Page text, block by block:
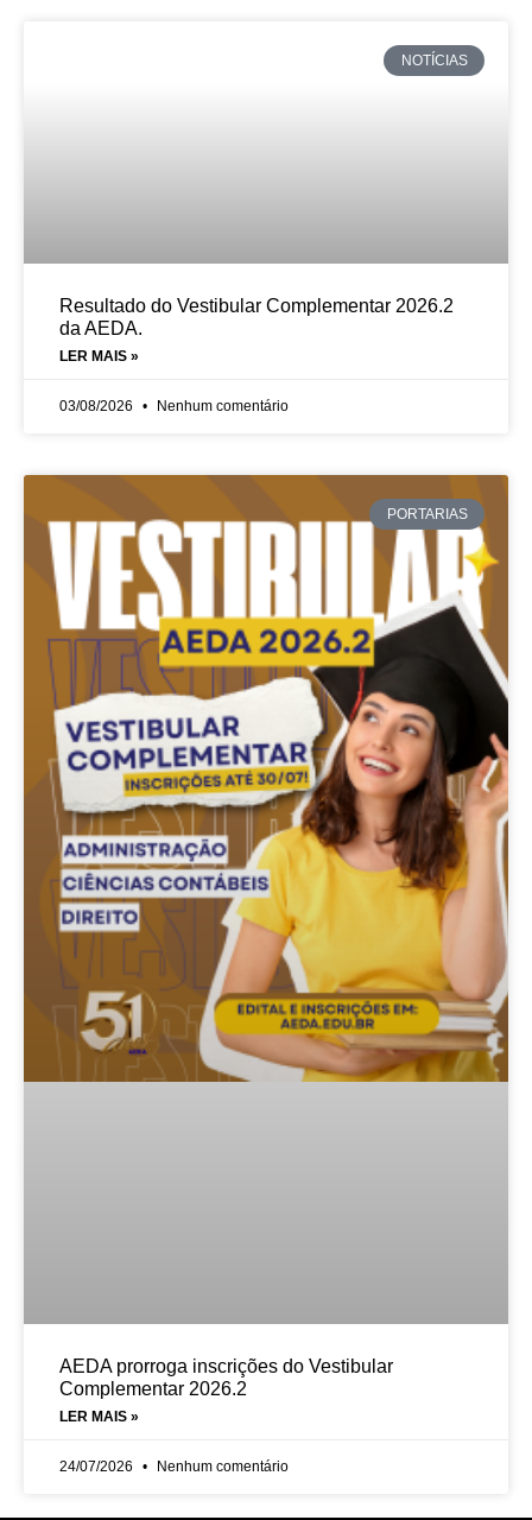
NOTÍCIAS
Resultado do Vestibular Complementar 2026.2
da AEDA.
LER MAIS »
03/08/2026 Nenhum comentário
PORTARIAS
AEDA prorroga inscrições do Vestibular
Complementar 2026.2
LER MAIS »
24/07/2026 Nenhum comentário